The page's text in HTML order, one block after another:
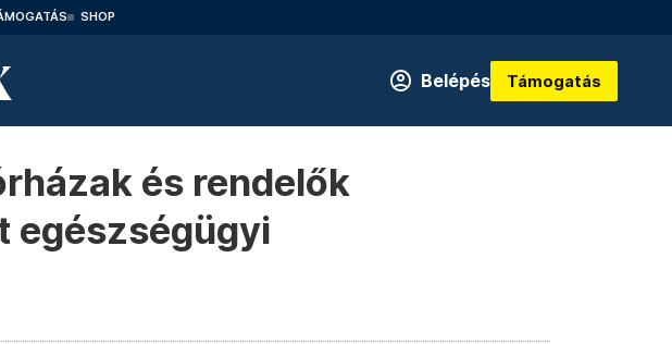
SHOP
Belépés Támogatás
és rendelők
egészségügyi